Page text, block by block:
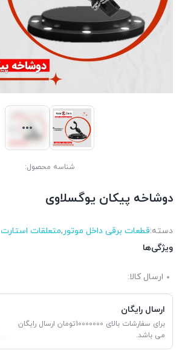
شناسه محصول:
دوشاخه پیکان یوگسلاوی
دسته:قطعات برقی داخل موتور,متعلقات استارت
ویژگی‌ها
ارسال کالا:
ارسال رایگان
برای سفارشات بالای 10000000تومان ارسال رایگان
می باشد.